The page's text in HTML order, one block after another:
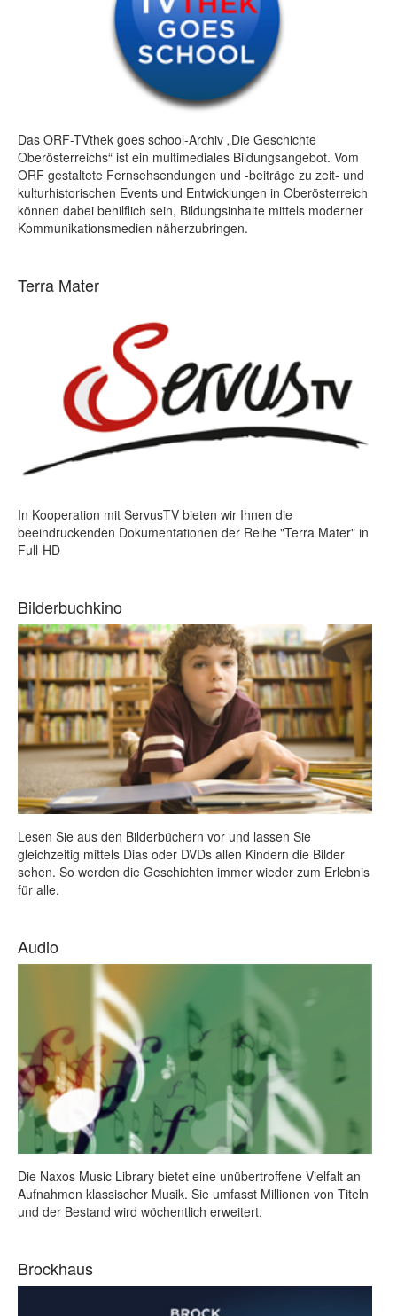
Das ORF-TVthek goes school-Archiv „Die Geschichte
Oberösterreichs“ ist ein multimediales Bildungsangebot. Vom
ORF gestaltete Fernsehsendungen und -beiträge zu zeit- und
kulturhistorischen Events und Entwicklungen in Oberösterreich
können dabei behilflich sein, Bildungsinhalte mittels moderner
Kommunikationsmedien näherzubringen.
Terra Mater
In Kooperation mit ServusTV bieten wir Ihnen die
beeindruckenden Dokumentationen der Reihe "Terra Mater" in
Full-HD
Bilderbuchkino
Lesen Sie aus den Bilderbüchern vor und lassen Sie
gleichzeitig mittels Dias oder DVDs allen Kindern die Bilder
sehen. So werden die Geschichten immer wieder zum Erlebnis
für alle.
Audio
Die Naxos Music Library bietet eine unübertroffene Vielfalt an
Aufnahmen klassischer Musik. Sie umfasst Millionen von Titeln
und der Bestand wird wöchentlich erweitert.
Brockhaus